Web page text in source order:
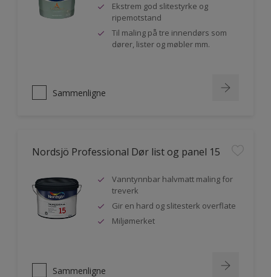
Ekstrem god slitestyrke og
ripemotstand
Til maling på tre innendørs som
dører, lister og møbler mm.
Sammenligne
Nordsjö Professional Dør list og panel 15
Vanntynnbar halvmatt maling for
treverk
Gir en hard og slitesterk overflate
Miljømerket
Sammenligne